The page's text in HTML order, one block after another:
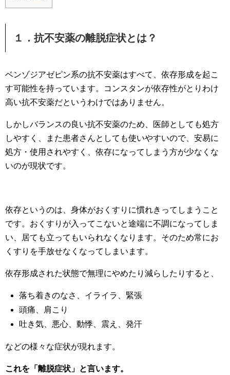
１．抗不安薬の離脱症状とは？
ベンゾジアゼピン系の抗不安薬はすべて、依存形成を起こ
す可能性を持っています。コンスタンが依存性がとりわけ
高い抗不安薬だというわけではありません。
しかしバランスの良い抗不安薬のため、医師としても処方
しやすく、また患者さんとしても使いやすいので、安易に
処方・使用されやすく、依存になってしまう方が少なくな
いのが現状です。
依存というのは、身体がおくすりに慣れきってしまうこと
です。おくすりが入ってこないと途端に不調になってしま
い、居ても立ってもいられなくなります。そのため常にお
くすりを手放せなくなってしまいます。
依存形成された状態で無理にやめたり減らしたりすると、
落ち着きのなさ、イライラ、緊張
頭痛、肩こり
吐き気、悪心、動悸、震え、発汗
などの様々な症状が現れます。
これを「離脱症状」と言います。